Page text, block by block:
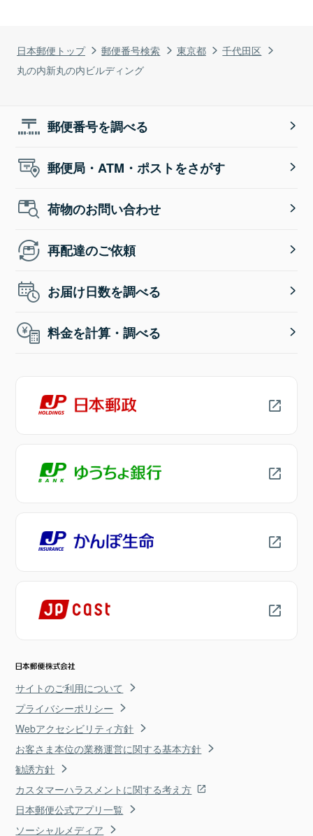
日本郵便トップ 郵便番号検索 東京都
千代田区
丸の内新丸の内ビルディング
郵便番号を調べる
郵便局・ATM・ポストをさがす
荷物のお問い合わせ
再配達のご依頼
お届け日数を調べる
料金を計算・調べる
サイトのご利用について
プライバシーポリシー
Webアクセシビリティ方針
お客さま本位の業務運営に関する基本方針
勧誘方針
カスタマーハラスメントに関する考え方
日本郵便公式アプリ一覧
ソーシャルメディア